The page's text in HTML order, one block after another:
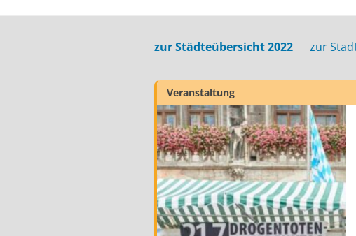
zur Städteübersicht 2022 zur
Veranstaltung